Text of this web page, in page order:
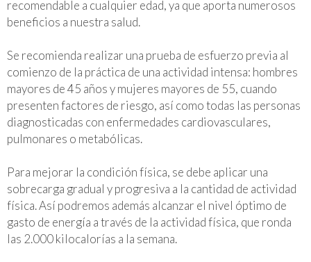
recomendable a cualquier edad, ya que aporta numerosos
beneficios a nuestra salud.
Se recomienda realizar una prueba de esfuerzo previa al
comienzo de la práctica de una actividad intensa: hombres
mayores de 45 años y mujeres mayores de 55, cuando
presenten factores de riesgo, así como todas las personas
diagnosticadas con enfermedades cardiovasculares,
pulmonares o metabólicas.
Para mejorar la condición física, se debe aplicar una
sobrecarga gradual y progresiva a la cantidad de actividad
física. Así podremos además alcanzar el nivel óptimo de
gasto de energía a través de la actividad física, que ronda
las 2.000 kilocalorías a la semana.